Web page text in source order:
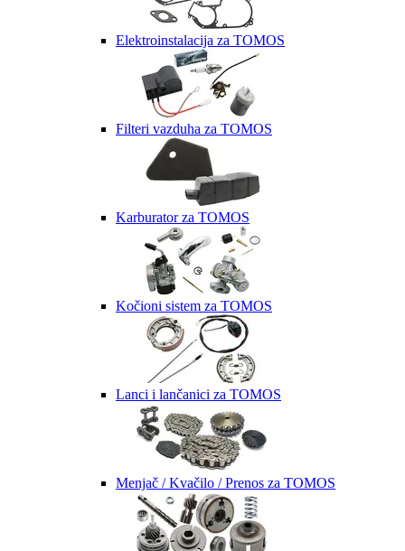
Elektroinstalacija za TOMOS
Filteri vazduha za TOMOS
Karburator za TOMOS
Kočioni sistem za TOMOS
Lanci i lančanici za TOMOS
Menjač / Kvačilo / Prenos za TOMOS